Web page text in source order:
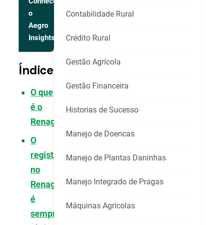
o
Aegro
Insights
Índice
O que
é o
Renagro?
O
registro
no
Renagro
é
sempre
Contabilidade Rural
Crédito Rural
Gestão Agrícola
Gestão Financeira
Historias de Sucesso
Manejo de Doencas
Manejo de Plantas Daninhas
Manejo Integrado de Pragas
Máquinas Agricolas